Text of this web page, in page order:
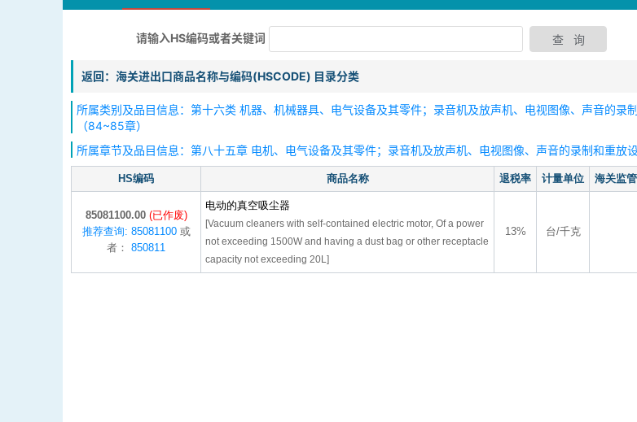
请输入HS编码或者关键词
返回：海关进出口商品名称与编码(HSCODE) 目录分类
所属类别及品目信息：第十六类 机器、机械器具、电气设备及其零件；录音机及放声机、电视图像、声音的录
（84~85章）
所属章节及品目信息：第八十五章 电机、电气设备及其零件；录音机及放声机、电视图像、声音的录制和重放
HS编码 商品名称 退税率 计量单位 海关监管
85081100.00 (已作废)
推荐查询: 85081100或
者： 850811
电动的真空吸尘器
[Vacuum cleaners with self-contained electric motor, Of a power
not exceeding 1500W and having a dust bag or other receptacle
capacity not exceeding 20L]
13% 台/千克